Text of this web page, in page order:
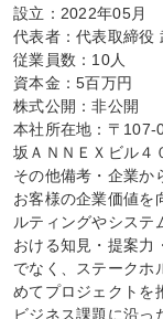
設立：2022年05月
代表者：代表取締役
従業員数：10人
資本金：5百万円
株式公開：非公開
本社所在地：〒107-
坂ＡＮＮＥＸビル４
その他備考・企業か
お客様の企業価値を
ルティングやシステ
おける知見・提案力
でなく、ステークホ
めてプロジェクトを
ビジネス課題に沿っ